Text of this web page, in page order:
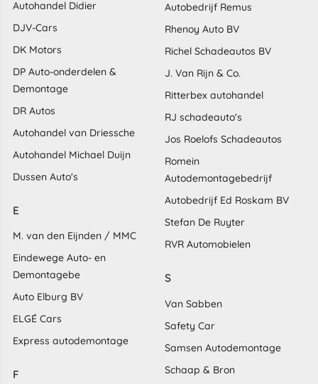
Autohandel Didier
DJV-Cars
DK Motors
DP Auto-onderdelen &
Demontage
DR Autos
Autohandel van Driessche
Autohandel Michael Duijn
Dussen Auto's
E
M. van den Eijnden / MMC
Eindewege Auto- en
Demontagebe
Auto Elburg BV
ELGÉ Cars
Express autodemontage
F
Autobedrijf Remus
Rhenoy Auto BV
Richel Schadeautos BV
J. Van Rijn & Co.
Ritterbex autohandel
RJ schadeauto's
Jos Roelofs Schadeautos
Romein
Autodemontagebedrijf
Autobedrijf Ed Roskam BV
Stefan De Ruyter
RVR Automobielen
S
Van Sabben
Safety Car
Samsen Autodemontage
Schaap & Bron